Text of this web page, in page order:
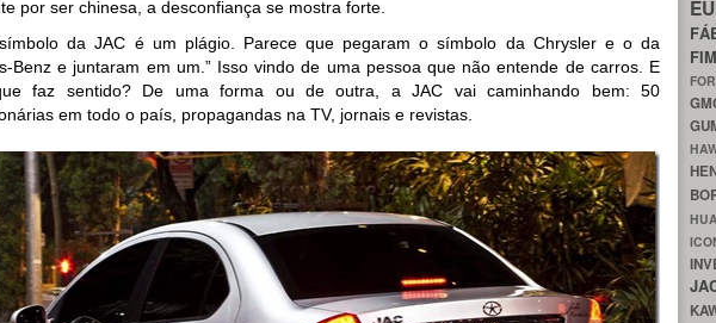
por ser chinesa, a desconfiança se mostra forte.
símbolo da JAC é um plágio. Parece que pegaram o símbolo da Chrysler e o da
Benz e juntaram em um.” Isso vindo de uma pessoa que não entende de carros. E
faz sentido? De uma forma ou de outra, a JAC vai caminhando bem: 50
em todo o país, propagandas na TV, jornais e revistas.